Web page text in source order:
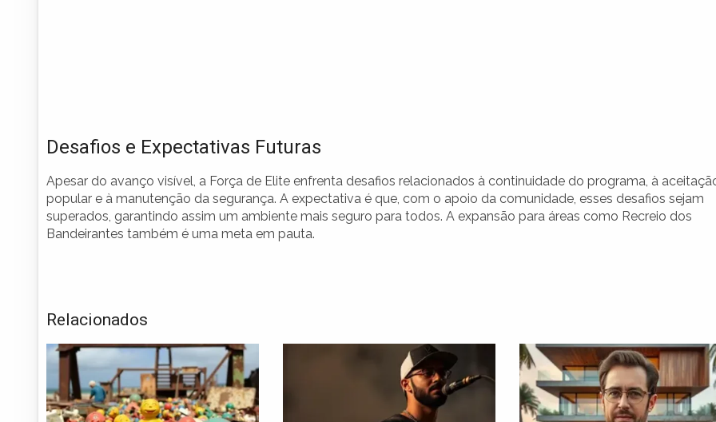
Desafios e Expectativas Futuras
Apesar do avanço visível, a Força de Elite enfrenta desafios relacionados à continuidade do programa, à
popular e à manutenção da segurança. A expectativa é que, com o apoio da comunidade, esses desafios sejam
superados, garantindo assim um ambiente mais seguro para todos. A expansão para áreas como Recreio dos
Bandeirantes também é uma meta em pauta.
Relacionados